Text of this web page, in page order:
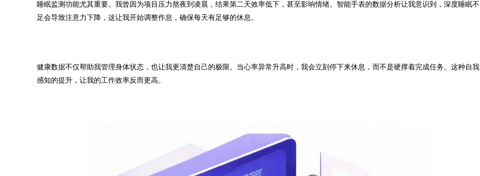
睡眠监测功能尤其重要。我曾因为项目压力熬夜到凌晨，结果第二天效率低下，甚至影响情绪。智能手表的数据分析让我意识到，深度睡眠不
足会导致注意力下降，这让我开始调整作息，确保每天有足够的休息。
健康数据不仅帮助我管理身体状态，也让我更清楚自己的极限。当心率异常升高时，我会立刻停下来休息，而不是硬撑着完成任务。这种自我
感知的提升，让我的工作效率反而更高。